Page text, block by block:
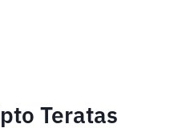
Teratas